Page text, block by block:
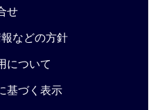
せ
などの方針
について
基づく表示